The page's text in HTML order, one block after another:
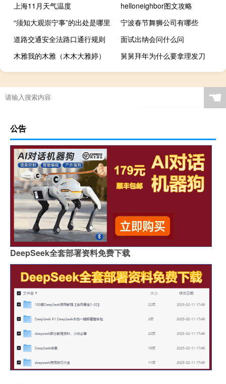
上海11月天气温度
helloneighbor图文攻略
“须知大观崇宁事”的出处是哪里
宁波春节舞狮公司有哪些
道路交通安全法路口通行规则
面试出纳会问什么问
木雅我的木雅（木木大雅婷）
舅舅拜年为什么要拿理发刀
☚
公告
DeepSeek全套部署资料免费下载